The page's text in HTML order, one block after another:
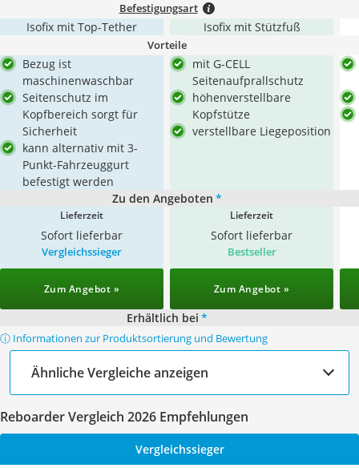
Befestigungsart
Isofix mit Top-Tether Isofix mit Stützfuß
Vorteile
Bezug ist
maschinenwaschbar
Seitenschutz im
Kopfbereich sorgt für
Sicherheit
kann alternativ mit 3-
Punkt-Fahrzeuggurt
befestigt werden
mit G-CELL
Seitenaufprallschutz
höhenverstellbare
Kopfstütze
verstellbare Liegeposition
Zu den Angeboten *
Lieferzeit
Sofort lieferbar
Lieferzeit
Sofort lieferbar
Vergleichssieger
Zum Angebot »
Bestseller
Zum Angebot »
Erhältlich bei *
ⓘ Informationen zur Produktsortierung und Bewertung
Ähnliche Vergleiche anzeigen
Reboarder Vergleich 2026 Empfehlungen
Vergleichssieger